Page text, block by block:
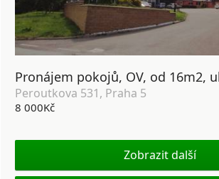
Peroutkova 531, Praha 5
8 000Kč
Zobrazit další